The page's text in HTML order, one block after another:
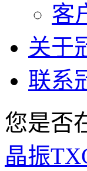
客
关于
联系
您是否
晶振